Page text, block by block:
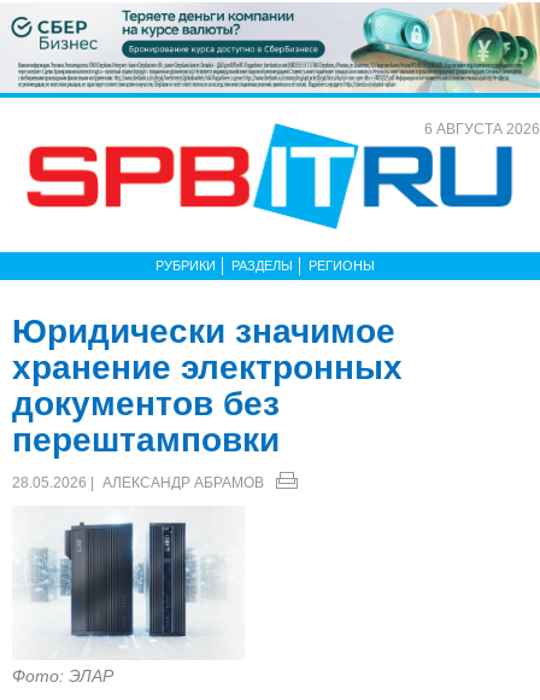
6 АВГУСТА 2026
РУБРИКИ РАЗДЕЛЫ РЕГИОНЫ
Юридически значимое
хранение электронных
документов без
перештамповки
28.05.2026 | АЛЕКСАНДР АБРАМОВ
Фото: ЭЛАР